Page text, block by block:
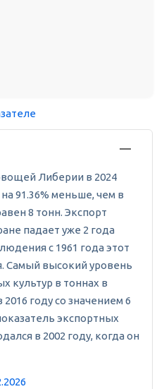
Либерии в 2024
91.36% меньше, чем в
8 тонн. Экспорт
падает уже 2 года
с 1961 года этот
Самый высокий уровень
культур в тоннах в
году со значением 6
экспортных
в 2002 году, когда он